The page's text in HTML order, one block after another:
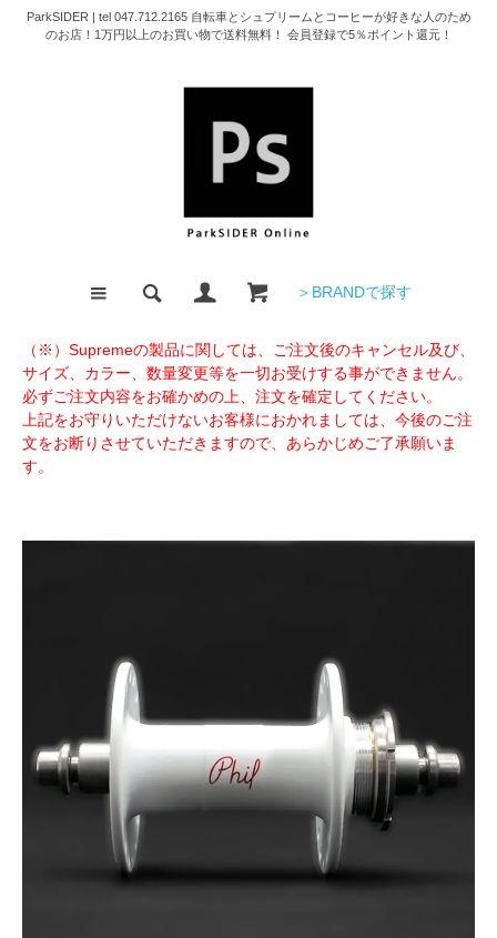
ParkSIDER | tel 047.712.2165 自転車とシュプリームとコーヒーが好きな人のため
のお店！1万円以上のお買い物で送料無料！ 会員登録で5％ポイント還元！
＞BRANDで探す
（※）Supremeの製品に関しては、ご注文後のキャンセル及び、
サイズ、カラー、数量変更等を一切お受けする事ができません。
必ずご注文内容をお確かめの上、注文を確定してください。
上記をお守りいただけないお客様におかれましては、今後のご注
文をお断りさせていただきますので、あらかじめご了承願いま
す。